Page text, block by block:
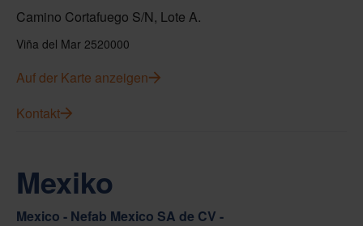
Camino Cortafuego S/N, Lote A.
Viña del Mar 2520000
Auf der Karte anzeigen
Kontakt
Mexiko
Mexico - Nefab Mexico SA de CV -